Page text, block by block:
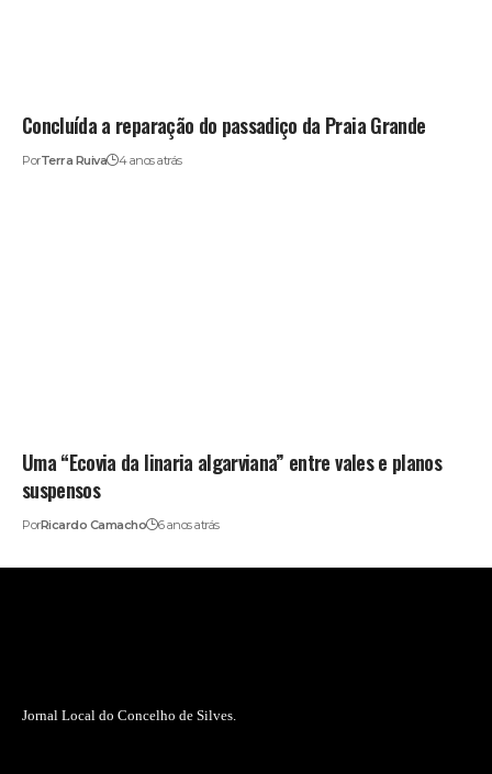
Concluída a reparação do passadiço da Praia Grande
PorTerra Ruiva 4 anos atrás
Uma “Ecovia da linaria algarviana” entre vales e planos
suspensos
PorRicardo Camacho 6 anos atrás
Jornal Local do Concelho de Silves.